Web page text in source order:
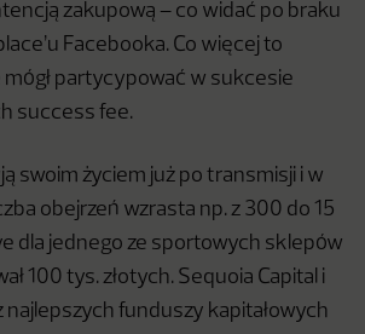
zakupową – co widać po braku
Facebooka. Co więcej to
partycypować w sukcesie
success fee.
swoim życiem już po transmisji i w
obejrzeń wzrasta np. z 300 do 15
dla jednego ze sportowych sklepów
100 tys. złotych. Sequoia Capital i
najlepszych funduszy kapitałowych